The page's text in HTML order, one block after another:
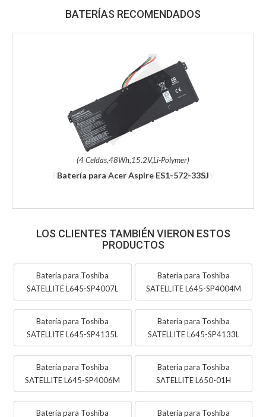
BATERÍAS RECOMENDADOS
(4 Celdas,48Wh,15.2V,Li-Polymer)
Batería para Acer Aspire ES1-572-33SJ
LOS CLIENTES TAMBIÉN VIERON ESTOS
PRODUCTOS
Batería para Toshiba
SATELLITE L645-SP4007L
Batería para Toshiba
SATELLITE L645-SP4004M
Batería para Toshiba
SATELLITE L645-SP4135L
Batería para Toshiba
SATELLITE L645-SP4133L
Batería para Toshiba
SATELLITE L645-SP4006M
Batería para Toshiba
SATELLITE L650-01H
Batería para Toshiba
Batería para Toshiba